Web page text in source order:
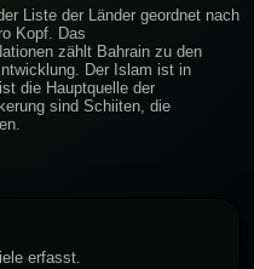
Liste der Länder geordnet nach
Kopf. Das
zählt Bahrain zu den
Der Islam ist in
die Hauptquelle der
sind Schiiten, die
erfasst.